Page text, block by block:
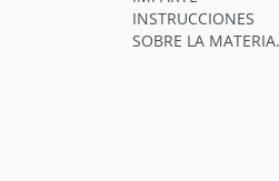
INSTRUCCIONES
SOBRE LA MATERIA.